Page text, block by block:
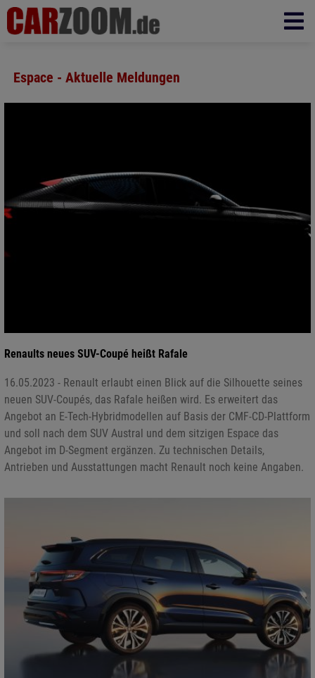
Espace - Aktuelle Meldungen
Renaults neues SUV-Coupé heißt Rafale
16.05.2023 - Renault erlaubt einen Blick auf die Silhouette seines
neuen SUV-Coupés, das Rafale heißen wird. Es erweitert das
Angebot an E-Tech-Hybridmodellen auf Basis der CMF-CD-Plattform
und soll nach dem SUV Austral und dem sitzigen Espace das
Angebot im D-Segment ergänzen. Zu technischen Details,
Antrieben und Ausstattungen macht Renault noch keine Angaben.